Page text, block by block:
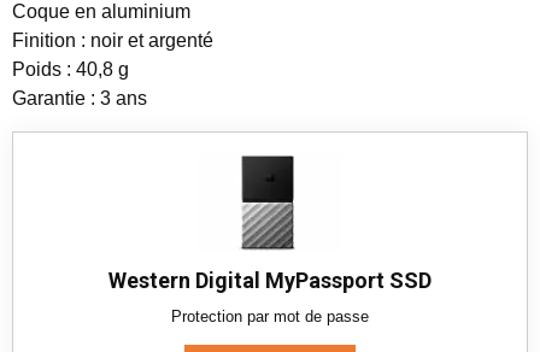
Coque en aluminium
Finition : noir et argenté
Poids : 40,8 g
Garantie : 3 ans
Western Digital MyPassport SSD
Protection par mot de passe